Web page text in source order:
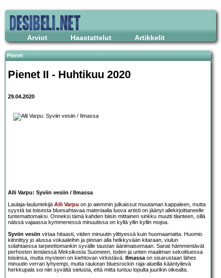
Arviot Haastattelut Artikkelit
Pienet
Pienet II - Huhtikuu 2020
29.04.2020
Alli Varpu: Syviin vesiin / Ilmassa
Laulaja-lauluntekijä Alli Varpu on jo aiemmin julkaissut muutaman kappaleen, mutta
syystä tai toisesta bluesahtavaa materiaalia luova artisti on jäänyt allekirjoittaneelle
tuntemattomaksi. Onneksi tämä kahden biisin mittainen sinkku muutti tilanteen, sillä
näissä vajaassa kymmenessä minuutissa on kyllä yllin kyllin mojoa.
Syviin vesiin virtaa hitaasti, viiden minuutin ylittyessä kuin huomaamatta. Huomio
kiinnittyy jo alussa vokaaleihin ja pinnan alla helkkyvään kitaraan, viulun
solahtaessa tarpeettomankin syvälle taustan äänimaisemaan. Sanat hämmentävät
perhosten lentäessä Meksikosta Suomeen, toden ja unten maailman sekoittuessa
toisiinsa, mutta mysteeri on kiehtovan virkistävä.
Ilmassaon sisarustaan lähes
minuutin verran lyhyempi, mutta raukean bluesrockin raja-alueilla kääntyilevä
herkkupala soi niin syvältä sielusta, että mitta tuntuu lopulta juurikin oikealta.